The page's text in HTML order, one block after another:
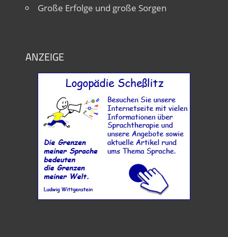
Große Erfolge und große Sorgen
ANZEIGE